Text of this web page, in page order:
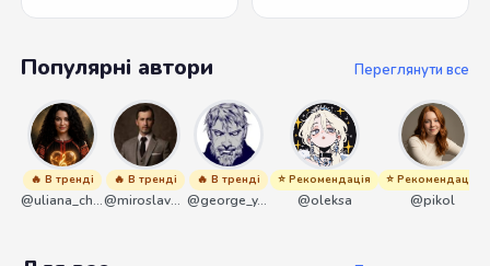
Популярні автори Переглянути все
🔥 В тренді
@uliana_chernenko
🔥 В тренді
@miroslavmaniyk
🔥 В тренді
@george_y_lawlett
⭐ Рекомендація
@oleksa
⭐ Рекомендація
@pikol